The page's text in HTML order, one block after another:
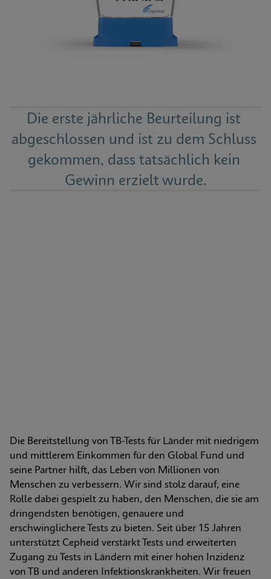
Die erste jährliche Beurteilung ist
abgeschlossen und ist zu dem Schluss
gekommen, dass tatsächlich kein
Gewinn erzielt wurde.
Die Bereitstellung von TB-Tests für Länder mit niedrigem
und mittlerem Einkommen für den Global Fund und
seine Partner hilft, das Leben von Millionen von
Menschen zu verbessern. Wir sind stolz darauf, eine
Rolle dabei gespielt zu haben, den Menschen, die sie am
dringendsten benötigen, genauere und
erschwinglichere Tests zu bieten. Seit über 15 Jahren
unterstützt Cepheid verstärkt Tests und erweiterten
Zugang zu Tests in Ländern mit einer hohen Inzidenz
von TB und anderen Infektionskrankheiten. Wir freuen